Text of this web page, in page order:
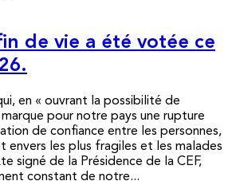
de vie a été votée ce
en « ouvrant la possibilité de
pour notre pays une rupture
de confiance entre les personnes,
envers les plus fragiles et les malades
signé de la Présidence de la CEF,
constant de notre...